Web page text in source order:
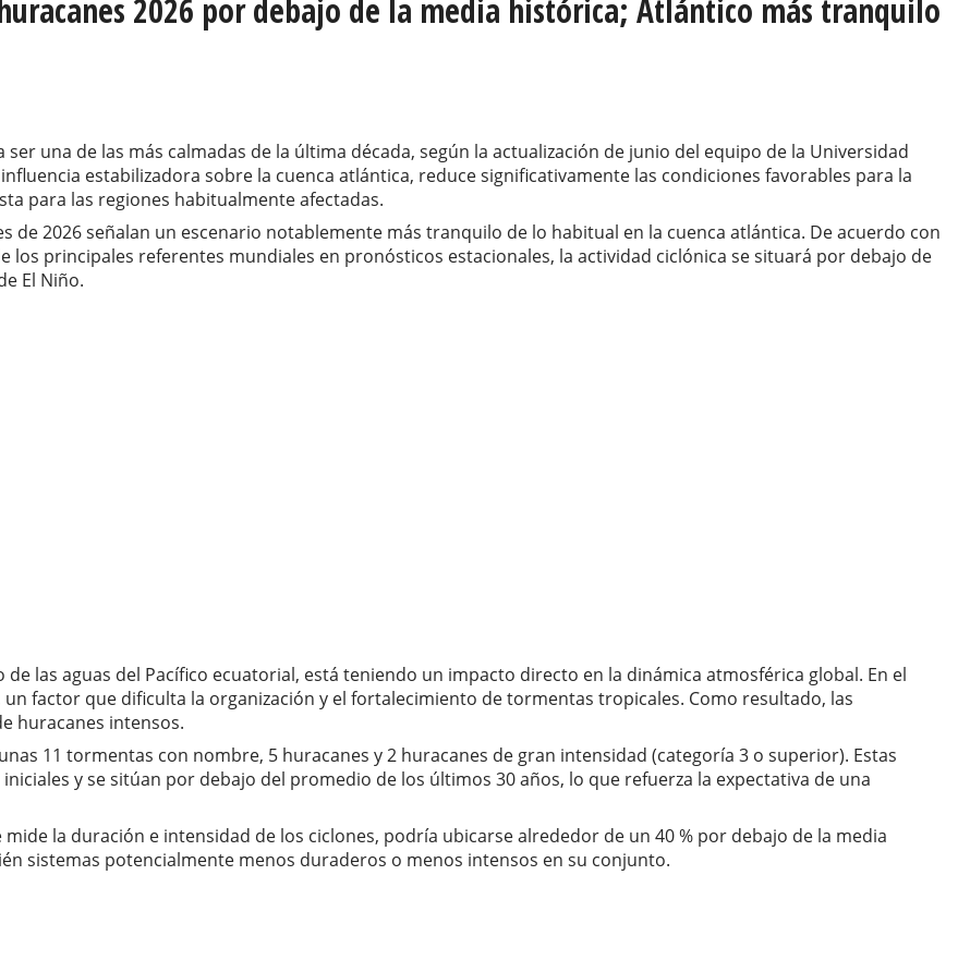
2026 por debajo de la media histórica; Atlántico más tranquilo
una de las más calmadas de la última década, según la actualización de junio del equipo de la Universidad
estabilizadora sobre la cuenca atlántica, reduce significativamente las condiciones favorables para la
para las regiones habitualmente afectadas.
de 2026 señalan un escenario notablemente más tranquilo de lo habitual en la cuenca atlántica. De acuerdo con
los principales referentes mundiales en pronósticos estacionales, la actividad ciclónica se situará por debajo de
El Niño.
las aguas del Pacífico ecuatorial, está teniendo un impacto directo en la dinámica atmosférica global. En el
factor que dificulta la organización y el fortalecimiento de tormentas tropicales. Como resultado, las
huracanes intensos.
11 tormentas con nombre, 5 huracanes y 2 huracanes de gran intensidad (categoría 3 o superior). Estas
y se sitúan por debajo del promedio de los últimos 30 años, lo que refuerza la expectativa de una
mide la duración e intensidad de los ciclones, podría ubicarse alrededor de un 40 % por debajo de la media
sistemas potencialmente menos duraderos o menos intensos en su conjunto.